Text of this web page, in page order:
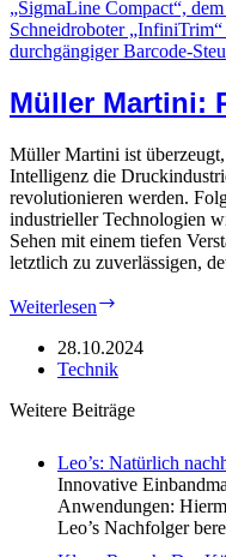
Müller Martini:
Müller Martini ist
Intelligenz die
revolutionieren werden.
industrieller Technologien
Sehen mit einem tiefen
letztlich zu zuverlässigen,
Weiterlesen
Revolutionäre
Technik
28.10.2024
Technik
Weitere Beiträge
Leo’s: Natürlich
Innovative
Anwendungen:
Leo’s Nachfolger